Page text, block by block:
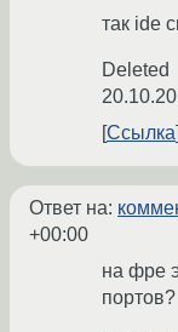
так ide
Deleted
Ссылка
Ответ на:
+00:00
на фре
портов?